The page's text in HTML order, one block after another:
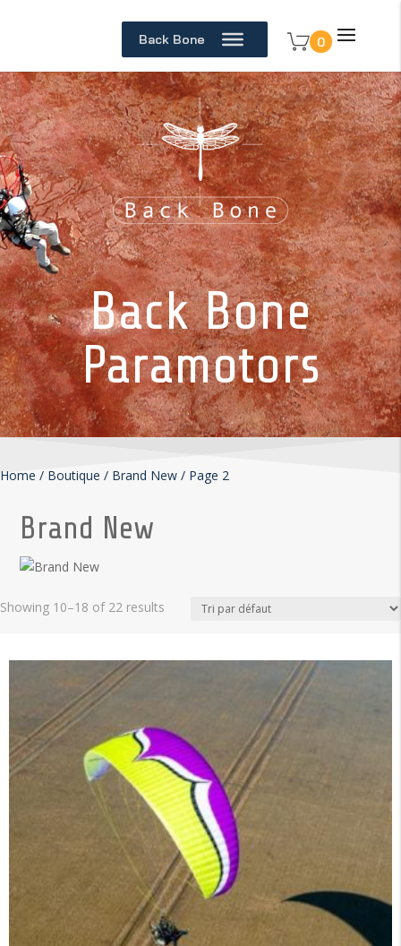
Back Bone 0
Back Bone
Paramotors
Home / Boutique / Brand New / Page 2
Brand New
Showing 10–18 of 22 results